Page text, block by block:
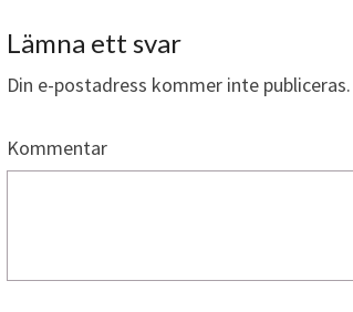
Lämna ett svar
Din e-postadress kommer inte publiceras.
Kommentar